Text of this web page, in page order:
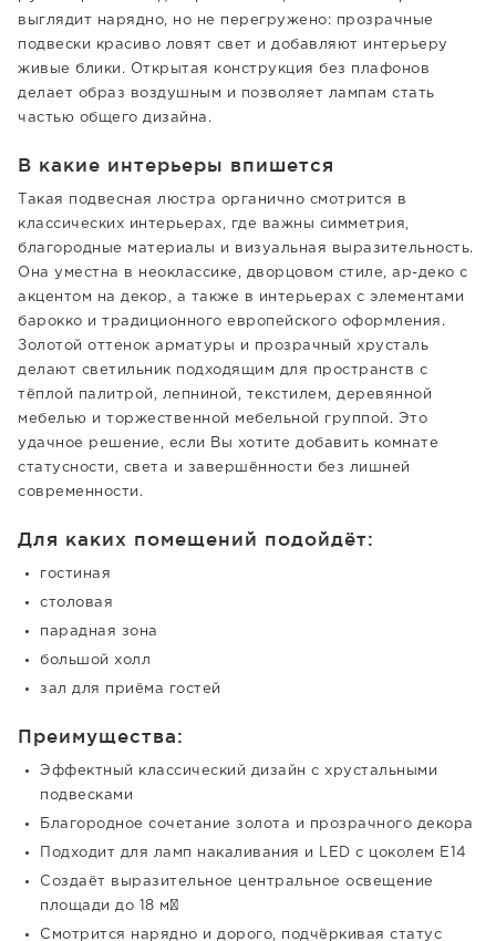
выглядит нарядно, но не перегружено: прозрачные
подвески красиво ловят свет и добавляют интерьеру
живые блики. Открытая конструкция без плафонов
делает образ воздушным и позволяет лампам стать
частью общего дизайна.
В какие интерьеры впишется
Такая подвесная люстра органично смотрится в
классических интерьерах, где важны симметрия,
благородные материалы и визуальная выразительность.
Она уместна в неоклассике, дворцовом стиле, ар-деко с
акцентом на декор, а также в интерьерах с элементами
барокко и традиционного европейского оформления.
Золотой оттенок арматуры и прозрачный хрусталь
делают светильник подходящим для пространств с
тёплой палитрой, лепниной, текстилем, деревянной
мебелью и торжественной мебельной группой. Это
удачное решение, если Вы хотите добавить комнате
статусности, света и завершённости без лишней
современности.
Для каких помещений подойдёт:
гостиная
столовая
парадная зона
большой холл
зал для приёма гостей
Преимущества:
Эффектный классический дизайн с хрустальными
подвесками
Благородное сочетание золота и прозрачного декора
Подходит для ламп накаливания и LED с цоколем E14
Создаёт выразительное центральное освещение
площади до 18 м²
Смотрится нарядно и дорого, подчёркивая статус